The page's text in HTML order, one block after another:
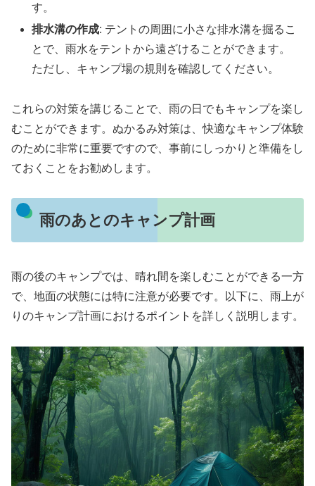
す。
排水溝の作成: テントの周囲に小さな排水溝を掘るこ
とで、雨水をテントから遠ざけることができます。
ただし、キャンプ場の規則を確認してください。
これらの対策を講じることで、雨の日でもキャンプを楽し
むことができます。ぬかるみ対策は、快適なキャンプ体験
のために非常に重要ですので、事前にしっかりと準備をし
ておくことをお勧めします。
雨のあとのキャンプ計画
雨の後のキャンプでは、晴れ間を楽しむことができる一方
で、地面の状態には特に注意が必要です。以下に、雨上が
りのキャンプ計画におけるポイントを詳しく説明します。